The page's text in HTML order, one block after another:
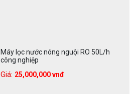
Máy lọc nước nóng nguội RO 50L/h
công nghiệp
Giá: 25,000,000 vnđ